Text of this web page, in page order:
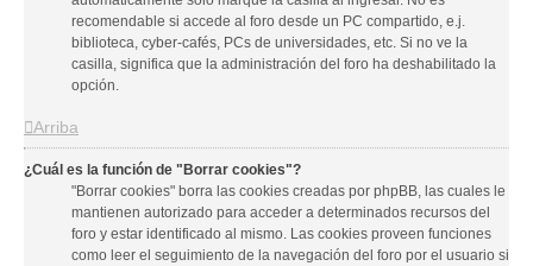
recomendable si accede al foro desde un PC compartido, e.j.
biblioteca, cyber-cafés, PCs de universidades, etc. Si no ve la
casilla, significa que la administración del foro ha deshabilitado la
opción.
Arriba
¿Cuál es la función de "Borrar cookies"?
"Borrar cookies" borra las cookies creadas por phpBB, las cuales le
mantienen autorizado para acceder a determinados recursos del
foro y estar identificado al mismo. Las cookies proveen funciones
como leer el seguimiento de la navegación del foro por el usuario si